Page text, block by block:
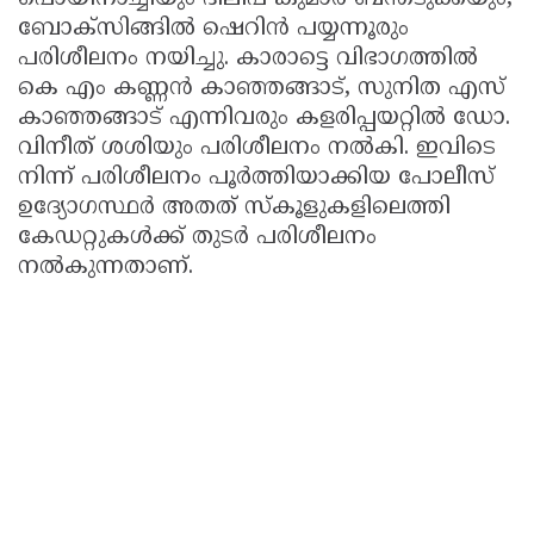
ബോക്സിങ്ങിൽ ഷെറിൻ പയ്യന്നൂരും
പരിശീലനം നയിച്ചു. കാരാട്ടെ വിഭാഗത്തിൽ
കെ എം കണ്ണൻ കാഞ്ഞങ്ങാട്, സുനിത എസ്
കാഞ്ഞങ്ങാട് എന്നിവരും കളരിപ്പയറ്റിൽ ഡോ.
വിനീത് ശശിയും പരിശീലനം നൽകി. ഇവിടെ
നിന്ന് പരിശീലനം പൂർത്തിയാക്കിയ പോലീസ്
ഉദ്യോഗസ്ഥർ അതത് സ്കൂളുകളിലെത്തി
കേഡറ്റുകൾക്ക് തുടർ പരിശീലനം
നൽകുന്നതാണ്.